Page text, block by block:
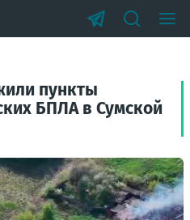
пункты
БПЛА в Сумской